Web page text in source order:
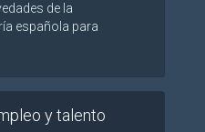
de la
española para
y talento